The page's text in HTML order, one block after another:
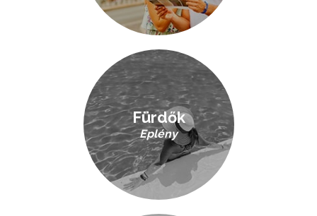
Fürdők
Eplény